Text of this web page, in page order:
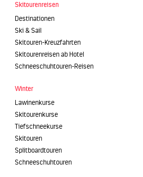
Skitourenreisen
Destinationen
Ski & Sail
Skitouren-Kreuzfahrten
Skitourenreisen ab Hotel
Schneeschuhtouren-Reisen
Winter
Lawinenkurse
Skitourenkurse
Tiefschneekurse
Skitouren
Splitboardtouren
Schneeschuhtouren